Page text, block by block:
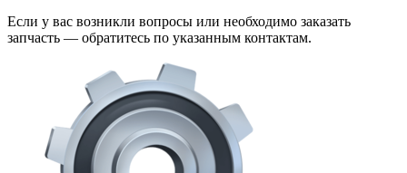
Если у вас возникли вопросы или необходимо заказать
запчасть — обратитесь по указанным контактам.